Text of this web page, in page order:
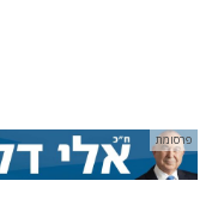
פרסומת